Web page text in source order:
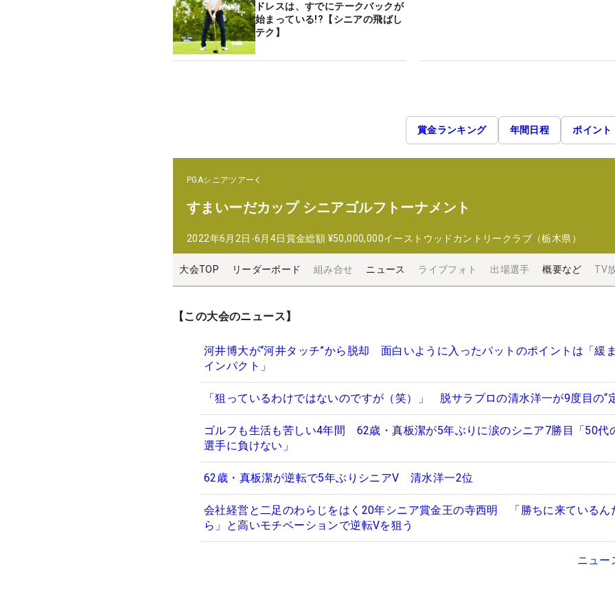
ドレスは、すでにテークバックが
始まっている!?【シニアの飛ばし
テク】
賞金ランキング 年間日程 ポイント
PGAシニアツアー
すまいーだカップ シニアゴルフトーナメント
2022年6月2日-6月4日賞金総額 ¥50,000,000イーストウッドカントリークラブ（栃木県）
大会TOP リーダーボード 組み合せ ニュース ライブフォト 出場選手 概要など TV
【この大会のニュース】
河井博大が“河井タッチ”から脱却 面白いように入ったパットのポイントは「緩
インパクト」
「狙っているわけではないのですが（笑）」 脱サラプロの清水洋一が9度目の“
ゴルフも生活も苦しい4年間 62歳・真板潔が5年ぶりに涙のシニア7勝目「50代
選手に負けない」
62歳・真板潔が逆転で5年ぶりシニアV 清水洋一2位
会社経営と二足のわらじをはく20年シニア賞金王の寺西明 「勝ちに来ているん
ら」と高いモチベーションで逆転Vを狙う
ニュー